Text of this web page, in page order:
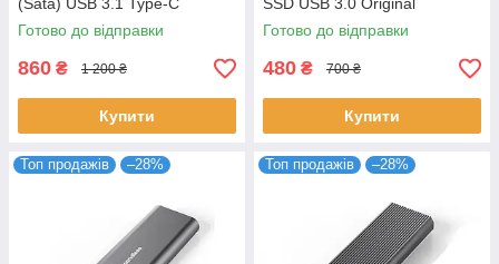
Blueendless 2810SN Original
Готово до відправки
860 ₴ 1 200 ₴
Купити
Готово до відправки
480 ₴ 700 ₴
Купити
Топ продажів –28% Топ продажів –28%